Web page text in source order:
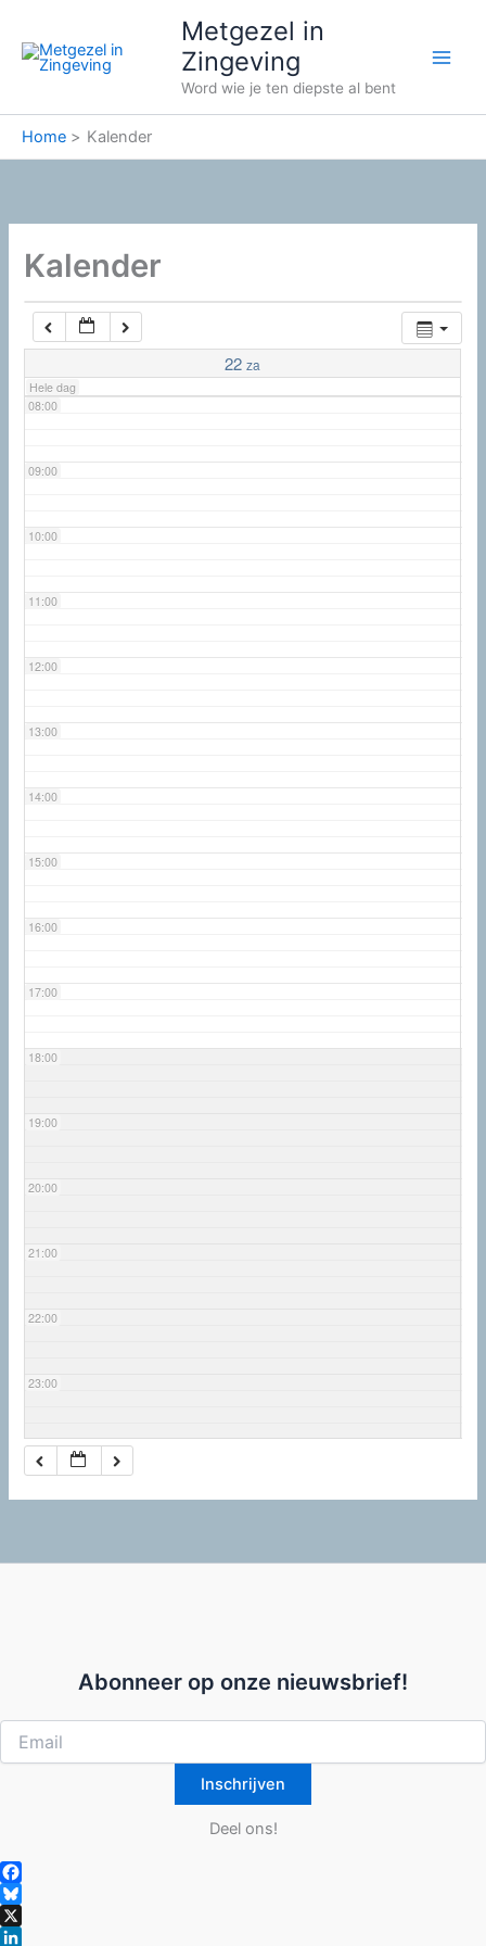
naar
Metgezel in
Zingeving
Word wie je ten diepste al bent
Home Kalender
Kalender
22 za
Hele dag
04:00
06:00
07:00
08:00
09:00
10:00
11:00
12:00
13:00
14:00
15:00
16:00
17:00
18:00
19:00
20:00
21:00
22:00
23:00
Abonneer op onze nieuwsbrief!
Deel ons!